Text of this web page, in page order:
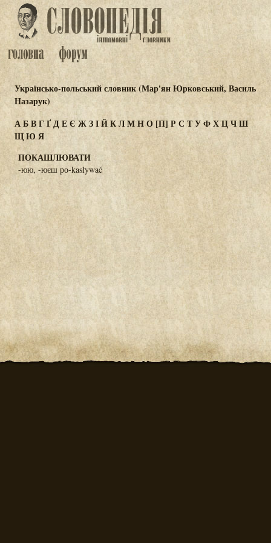
Українсько-польський словник (Мар'ян Юрковський, Василь
Назарук)
АБВГҐДЕЄЖЗІЙКЛМНО[П] Р С ТУФХЦЧШ
ЩЮЯ
ПОКАШЛЮВАТИ
-юю, -юєш ро-kasływać